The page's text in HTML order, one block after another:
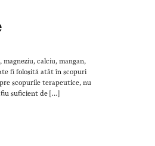
calciu, mangan,
fi folosită atât în scopuri
scopurile terapeutice, nu
fiu suficient de […]